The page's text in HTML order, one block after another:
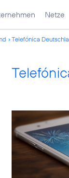
Netze
Telefónica